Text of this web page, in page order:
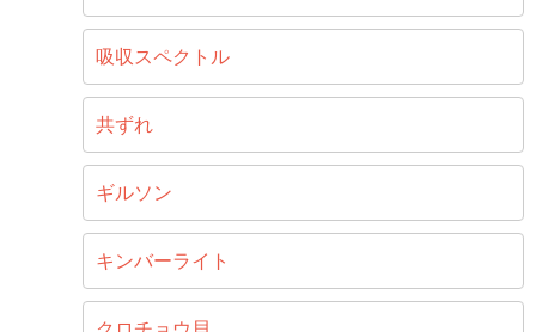
吸収スペクトル
共ずれ
ギルソン
キンバーライト